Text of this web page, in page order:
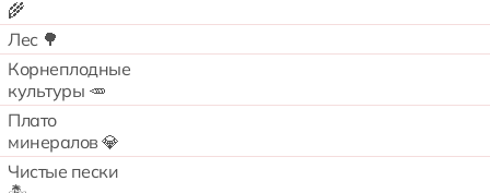
🌾
Лес 🌳
Корнеплодные
культуры 🥕
Плато
минералов 💎
Чистые пески